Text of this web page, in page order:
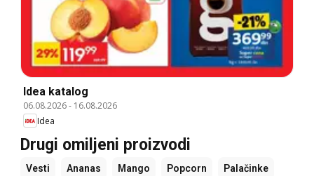
Idea katalog
06.08.2026- 16.08.2026
Idea
Drugi omiljeni proizvodi
Vesti Ananas Mango Popcorn Palačinke